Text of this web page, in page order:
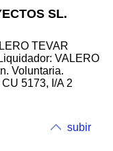
SL.
TEVAR
VALERO
Voluntaria.
5173, I/A 2
subir